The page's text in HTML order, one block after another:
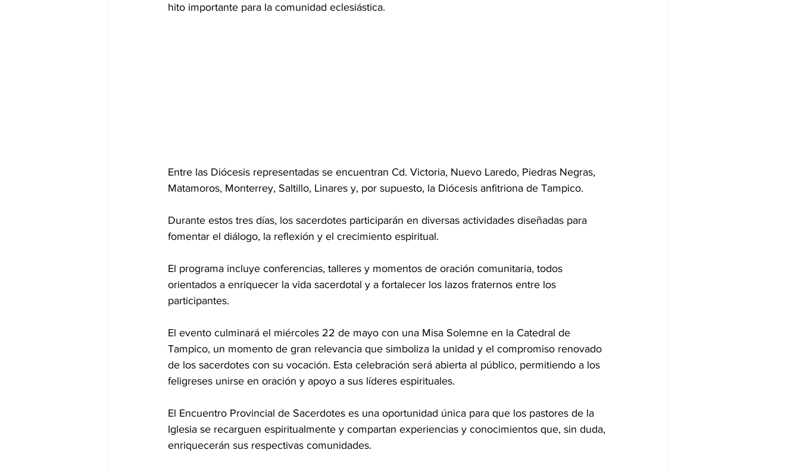
hito importante para la comunidad eclesiástica.
Entre las Diócesis representadas se encuentran Cd. Victoria, Nuevo Laredo, Piedras Negras,
Matamoros, Monterrey, Saltillo, Linares y, por supuesto, la Diócesis anfitriona de Tampico.
Durante estos tres días, los sacerdotes participarán en diversas actividades diseñadas para
fomentar el diálogo, la reflexión y el crecimiento espiritual.
El programa incluye conferencias, talleres y momentos de oración comunitaria, todos
orientados a enriquecer la vida sacerdotal y a fortalecer los lazos fraternos entre los
participantes.
El evento culminará el miércoles 22 de mayo con una Misa Solemne en la Catedral de
Tampico, un momento de gran relevancia que simboliza la unidad y el compromiso renovado
de los sacerdotes con su vocación. Esta celebración será abierta al público, permitiendo a los
feligreses unirse en oración y apoyo a sus líderes espirituales.
El Encuentro Provincial de Sacerdotes es una oportunidad única para que los pastores de la
Iglesia se recarguen espiritualmente y compartan experiencias y conocimientos que, sin duda,
enriquecerán sus respectivas comunidades.